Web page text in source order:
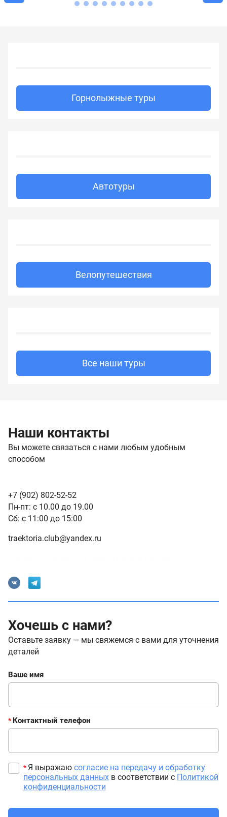
Горнолыжные туры
Автотуры
Велопутешествия
Все наши туры
Наши контакты
Вы можете связаться с нами любым удобным
способом
+7 (902) 802-52-52
Пн-пт: с 10.00 до 19.00
Сб: с 11:00 до 15:00
traektoria.club@yandex.ru
Хочешь с нами?
Оставьте заявку — мы свяжемся с вами для уточнения
деталей
Ваше имя
* Контактный телефон
* Я выражаю согласие на передачу и обработку
персональных данных в соответствии с Политикой
конфиденциальности